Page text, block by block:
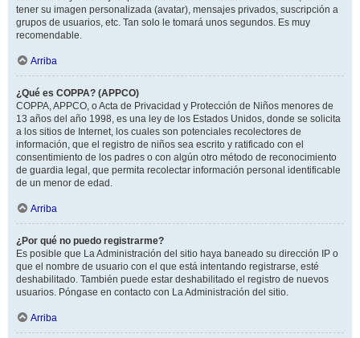
tener su imagen personalizada (avatar), mensajes privados, suscripción a
grupos de usuarios, etc. Tan solo le tomará unos segundos. Es muy
recomendable.
Arriba
¿Qué es COPPA? (APPCO)
COPPA, APPCO, o Acta de Privacidad y Protección de Niños menores de
13 años del año 1998, es una ley de los Estados Unidos, donde se solicita
a los sitios de Internet, los cuales son potenciales recolectores de
información, que el registro de niños sea escrito y ratificado con el
consentimiento de los padres o con algún otro método de reconocimiento
de guardia legal, que permita recolectar información personal identificable
de un menor de edad.
Arriba
¿Por qué no puedo registrarme?
Es posible que La Administración del sitio haya baneado su dirección IP o
que el nombre de usuario con el que está intentando registrarse, esté
deshabilitado. También puede estar deshabilitado el registro de nuevos
usuarios. Póngase en contacto con La Administración del sitio.
Arriba